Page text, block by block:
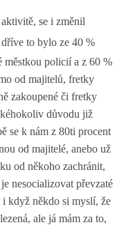
se i změnil
to bylo ze 40 %
městkou policií a z 60 %
od majitelů, fretky
zakoupené či fretky
důvodu již
se k nám z 80ti procent
od majitelé, anebo už
od někoho zachránit,
nesocializovat převzaté
když někdo si myslí, že
ale já mám za to,